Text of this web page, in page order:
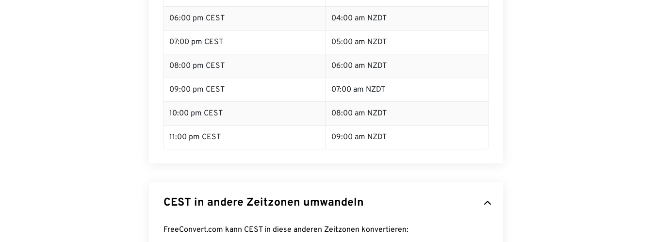
06:00 pm CEST 04:00 am NZDT
07:00 pm CEST 05:00 am NZDT
08:00 pm CEST 06:00 am NZDT
09:00 pm CEST 07:00 am NZDT
10:00 pm CEST 08:00 am NZDT
11:00 pm CEST 09:00 am NZDT
CEST in andere Zeitzonen umwandeln
FreeConvert.com kann CEST in diese anderen Zeitzonen konvertieren: